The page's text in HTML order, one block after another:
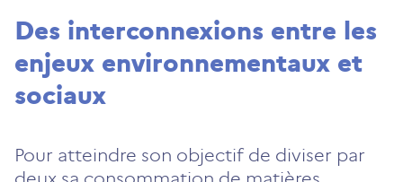
Des interconnexions entre les
enjeux environnementaux et
sociaux
Pour atteindre son objectif de diviser par